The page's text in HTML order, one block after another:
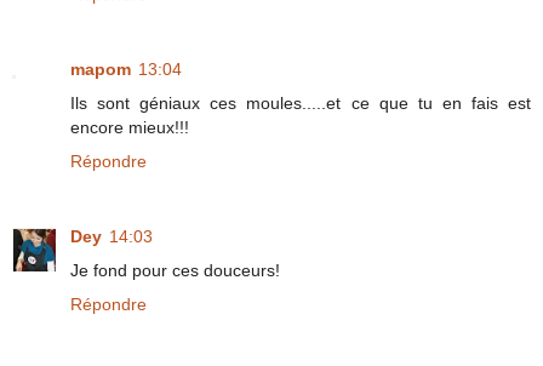
mapom 13:04
Ils sont géniaux ces moules.....et ce que tu en fais est
encore mieux!!!
Répondre
Dey 14:03
Je fond pour ces douceurs!
Répondre